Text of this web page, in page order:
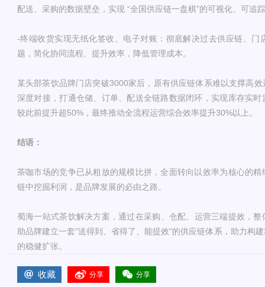
配送、采购的数据壁垒，实现 “全国供应链一盘棋”的可视化、可追
-终端收货实现无纸化签收、电子对账：彻底解决过去供应链、门
题，简化协同流程、提升效率，降低管理成本。
某头部茶饮品牌门店突破3000家后，原有供应链体系难以支撑高
深度对接，打通仓储、订单、配送全链路数据闭环，实现库存实
较此前提升超50%，最终推动全流程运营综合效率提升30%以上。
结语：
茶咖市场的竞争已从粗放的规模比拼，全面转向以效率为核心的
链中挖掘利润，是品牌发展的必由之路。
蜀海一站式茶饮解决方案，通过在采购、仓配、运营三端提效，
助品牌建立一套"送得到、省得了、能提效"的供应链体系，助力构
的稳健扩张。
收藏 分享 分享